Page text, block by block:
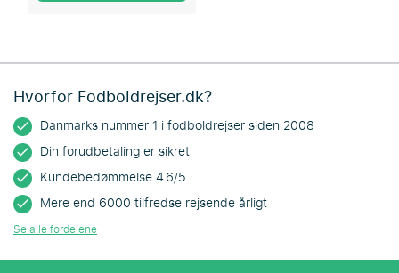
Hvorfor Fodboldrejser.dk?
Danmarks nummer 1 i fodboldrejser siden 2008
Din forudbetaling er sikret
Kundebedømmelse 4.6/5
Mere end 6000 tilfredse rejsende årligt
Se alle fordelene